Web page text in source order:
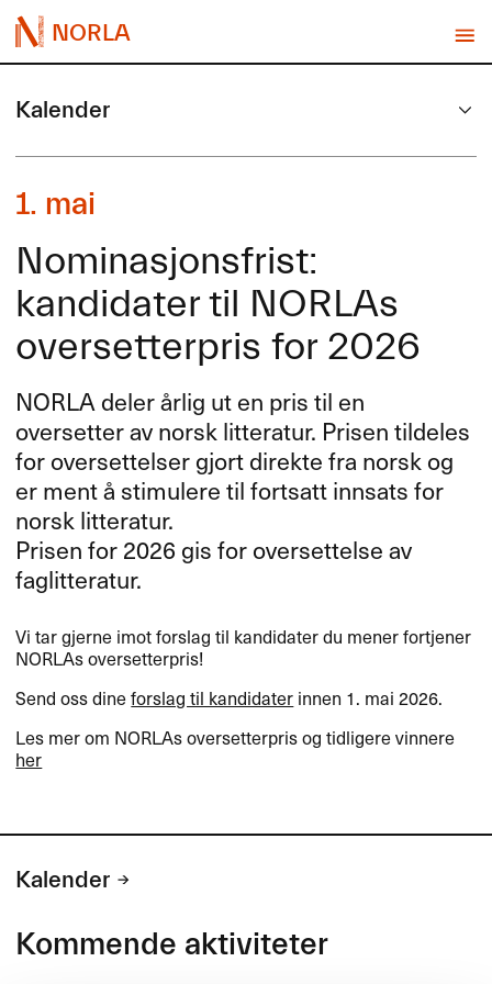
NORLA
Kalender
1. mai
Nominasjonsfrist:
kandidater til NORLAs
oversetterpris for 2026
NORLAdeler årlig ut en pris til en
oversetter av norsk litteratur. Prisen tildeles
for oversettelser gjort direkte fra norsk og
er ment å stimulere til fortsatt innsats for
norsk litteratur.
Prisen for 2026 gis for oversettelse av
faglitteratur.
Vi tar gjerne imot forslag til kandidater du mener fortjener
NORLAs oversetterpris!
Send oss dineforslag til kandidater innen 1. mai 2026.
Les mer om NORLAs oversetterpris og tidligere vinnere
her
Kalender
Kommende aktiviteter